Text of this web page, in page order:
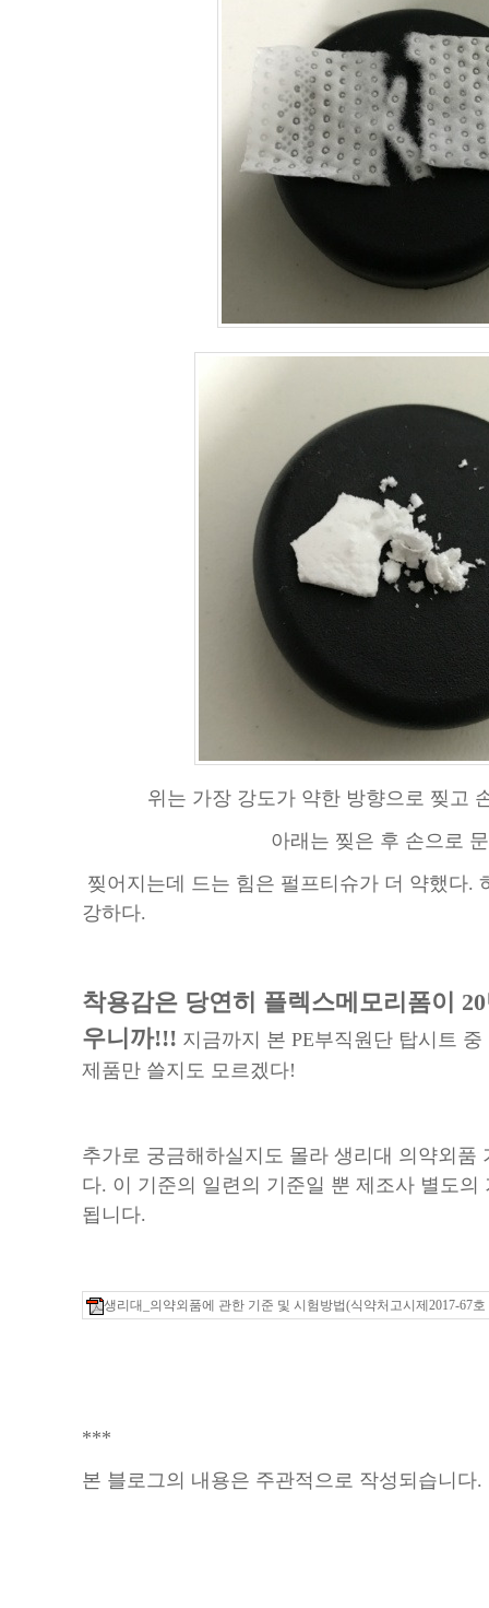
위는 가장 강도가 약한 방향으로 찢고
아래는 찢은 후 손으로
찢어지는데 드는 힘은 펄프티슈가 더 약했다.
강하다.
착용감은 당연히 플렉스메모리폼이
우니까!!! 지금까지 본 PE부직원단 탑시트
제품만 쓸지도 모르겠다!
추가로 궁금해하실지도 몰라 생리대 의약외품
다. 이 기준의 일련의 기준일 뿐 제조사 별도
됩니다.
생리대_의약외품에 관한 기준 및 시험방법(식약처고시제2017-67호
***
본 블로그의 내용은 주관적으로 작성되습니다